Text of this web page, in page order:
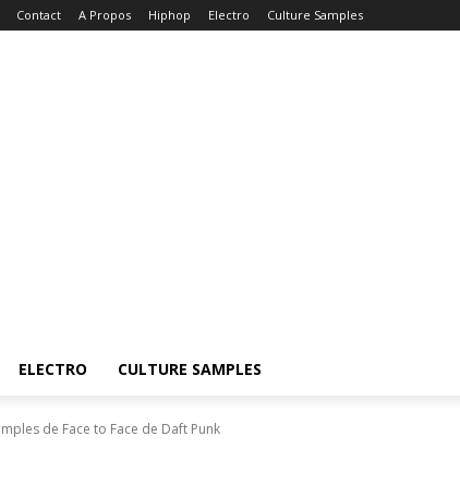
Contact A Propos Hiphop Electro Culture Samples
ELECTRO CULTURE SAMPLES
de Face to Face de Daft Punk